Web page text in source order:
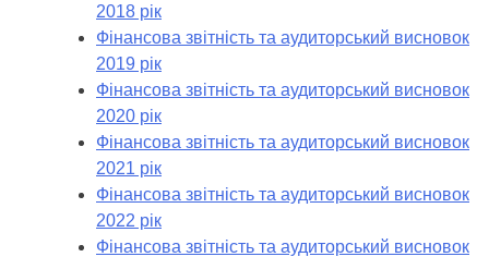
2018 рік
Фінансова звітність та аудиторський висновок
2019 рік
Фінансова звітність та аудиторський висновок
2020 рік
Фінансова звітність та аудиторський висновок
2021 рік
Фінансова звітність та аудиторський висновок
2022 рік
Фінансова звітність та аудиторський висновок